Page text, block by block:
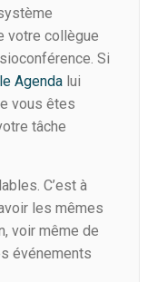
votre collègue
Si
Agenda lui
vous êtes
tâche
C’est à
les mêmes
voir même de
événements